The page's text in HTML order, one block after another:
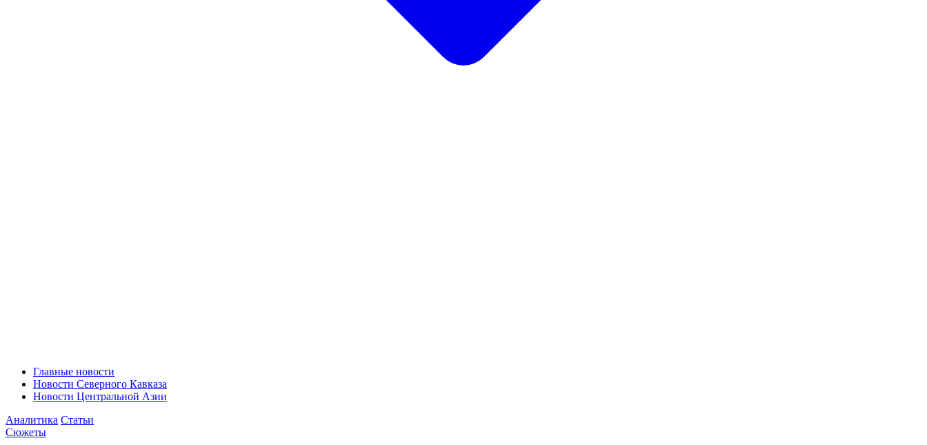
Главные новости
Новости Северного Кавказа
Новости Центральной Азии
Аналитика Статьи
Сюжеты